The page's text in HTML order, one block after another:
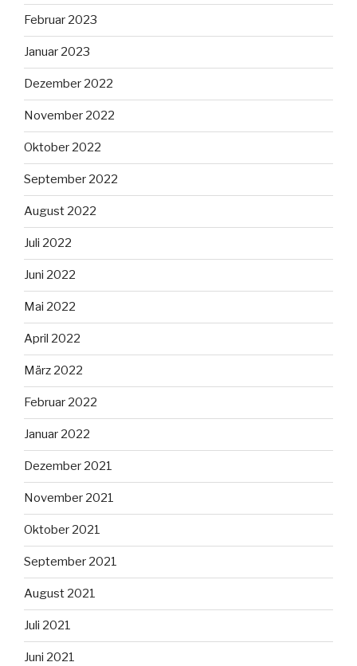
Februar 2023
Januar 2023
Dezember 2022
November 2022
Oktober 2022
September 2022
August 2022
Juli 2022
Juni 2022
Mai 2022
April 2022
März 2022
Februar 2022
Januar 2022
Dezember 2021
November 2021
Oktober 2021
September 2021
August 2021
Juli 2021
Juni 2021